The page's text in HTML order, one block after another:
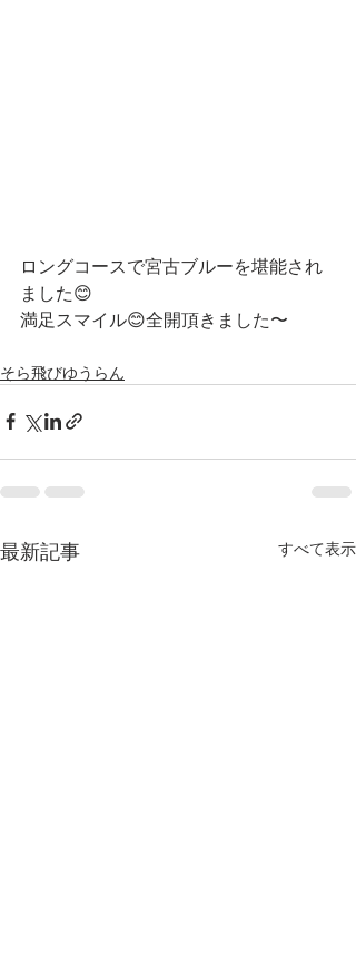
ロングコースで宮古ブルーを堪能され
ました😊
満足スマイル😊全開頂きました〜
そら飛びゆうらん
最新記事 すべて表示